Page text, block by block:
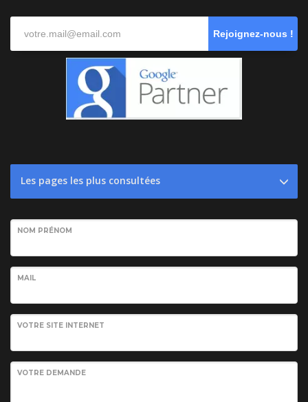
Rejoignez-nous !
Les pages les plus consultées
NOM PRÉNOM
MAIL
VOTRE SITE INTERNET
VOTRE DEMANDE